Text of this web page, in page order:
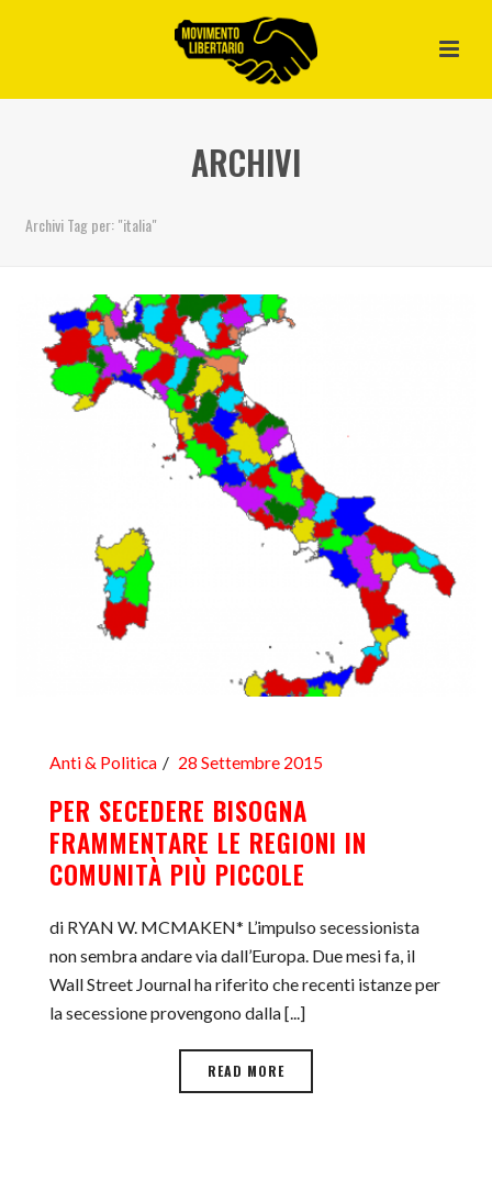
ARCHIVI
Archivi Tag per: "italia"
Anti & Politica 28 Settembre 2015
PER SECEDERE BISOGNA
FRAMMENTARE LE REGIONI IN
COMUNITÀ PIÙ PICCOLE
di RYAN W. MCMAKEN* L’impulso secessionista
non sembra andare via dall’Europa. Due mesi fa, il
Wall Street Journal ha riferito che recenti istanze per
la secessione provengono dalla [...]
READ MORE